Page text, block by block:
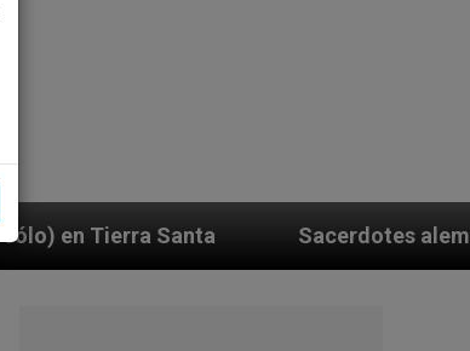
Sacerdotes alemanes fieles al Papa